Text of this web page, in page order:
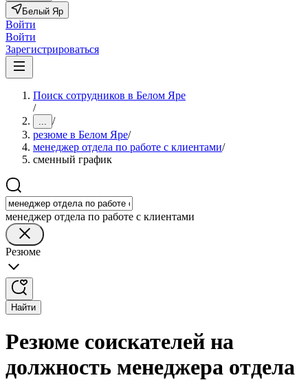
Белый Яр
Войти
Войти
Зарегистрироваться
Поиск сотрудников в Белом Яре
/
... /
резюме в Белом Яре/
менеджер отдела по работе с клиентами/
сменный график
менеджер отдела по работе с клиентами
Резюме
Найти
Резюме соискателей на
должность менеджера отдела